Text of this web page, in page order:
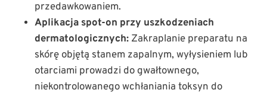
przedawkowaniem.
Aplikacja spot-on przy uszkodzeniach
dermatologicznych: Zakraplanie preparatu na
skórę objętą stanem zapalnym, wyłysieniem lub
otarciami prowadzi do gwałtownego,
niekontrolowanego wchłaniania toksyn do